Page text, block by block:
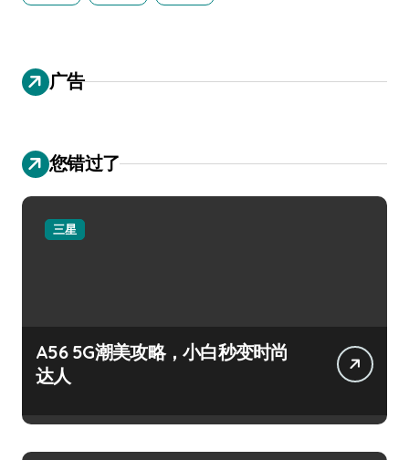
广告
您错过了
三星
A56 5G潮美攻略，小白秒变时尚
达人